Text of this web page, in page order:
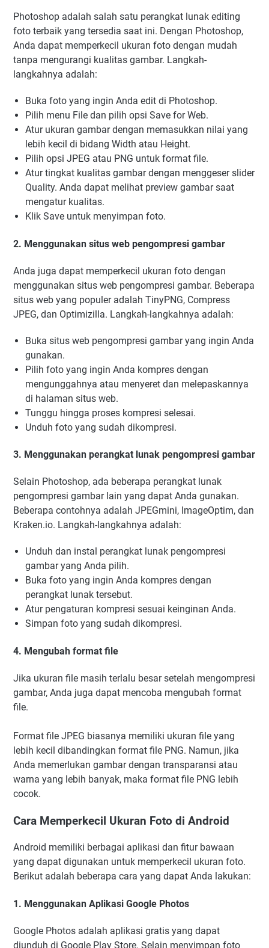
Photoshop adalah salah satu perangkat lunak editing
foto terbaik yang tersedia saat ini. Dengan Photoshop,
Anda dapat memperkecil ukuran foto dengan mudah
tanpa mengurangi kualitas gambar. Langkah-
langkahnya adalah:
Buka foto yang ingin Anda edit di Photoshop.
Pilih menu File dan pilih opsi Save for Web.
Atur ukuran gambar dengan memasukkan nilai yang
lebih kecil di bidang Width atau Height.
Pilih opsi JPEG atau PNG untuk format file.
Atur tingkat kualitas gambar dengan menggeser slider
Quality. Anda dapat melihat preview gambar saat
mengatur kualitas.
Klik Save untuk menyimpan foto.
2. Menggunakan situs web pengompresi gambar
Anda juga dapat memperkecil ukuran foto dengan
menggunakan situs web pengompresi gambar. Beberapa
situs web yang populer adalah TinyPNG, Compress
JPEG, dan Optimizilla. Langkah-langkahnya adalah:
Buka situs web pengompresi gambar yang ingin Anda
gunakan.
Pilih foto yang ingin Anda kompres dengan
mengunggahnya atau menyeret dan melepaskannya
di halaman situs web.
Tunggu hingga proses kompresi selesai.
Unduh foto yang sudah dikompresi.
3. Menggunakan perangkat lunak pengompresi gambar
Selain Photoshop, ada beberapa perangkat lunak
pengompresi gambar lain yang dapat Anda gunakan.
Beberapa contohnya adalah JPEGmini, ImageOptim, dan
Kraken.io. Langkah-langkahnya adalah:
Unduh dan instal perangkat lunak pengompresi
gambar yang Anda pilih.
Buka foto yang ingin Anda kompres dengan
perangkat lunak tersebut.
Atur pengaturan kompresi sesuai keinginan Anda.
Simpan foto yang sudah dikompresi.
4. Mengubah format file
Jika ukuran file masih terlalu besar setelah mengompresi
gambar, Anda juga dapat mencoba mengubah format
file.
Format file JPEG biasanya memiliki ukuran file yang
lebih kecil dibandingkan format file PNG. Namun, jika
Anda memerlukan gambar dengan transparansi atau
warna yang lebih banyak, maka format file PNG lebih
cocok.
Cara Memperkecil Ukuran Foto di Android
Android memiliki berbagai aplikasi dan fitur bawaan
yang dapat digunakan untuk memperkecil ukuran foto.
Berikut adalah beberapa cara yang dapat Anda lakukan:
1. Menggunakan Aplikasi Google Photos
Google Photos adalah aplikasi gratis yang dapat
diunduh di Google Play Store. Selain menyimpan foto